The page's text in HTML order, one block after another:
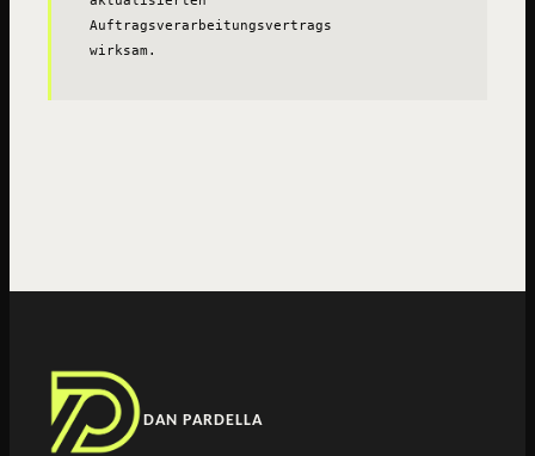
Auftragsverarbeitungsvertrags
wirksam.
DAN PARDELLA